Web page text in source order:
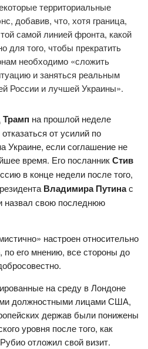
территориальные
добавив, что, хотя граница,
самой линией фронта, какой
для того, чтобы прекратить
необходимо «сложить
и заняться реальным
России и лучшей Украины».
на прошлой неделе
от усилий по
Украине, если соглашение не
время. Его посланникСтив
в конце недели после того,
Владимира Путинас
назвал свою последнюю
настроен относительно
по его мнению, все стороны до
на среду в Лондоне
должностными лицами США,
держав были понижены
уровня после того, как
отложил свой визит.